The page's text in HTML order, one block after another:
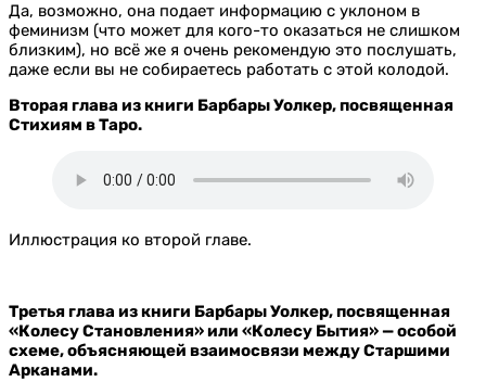
Да, возможно, она подает информацию с уклоном в
феминизм (что может для кого-то оказаться не слишком
близким), но всё же я очень рекомендую это послушать,
даже если вы не собираетесь работать с этой колодой.
Вторая глава из книги Барбары Уолкер, посвященная
Стихиям в Таро.
Иллюстрация ко второй главе.
Третья глава из книги Барбары Уолкер, посвященная
«Колесу Становления» или «Колесу Бытия» — особой
схеме, объясняющей взаимосвязи между Старшими
Арканами.